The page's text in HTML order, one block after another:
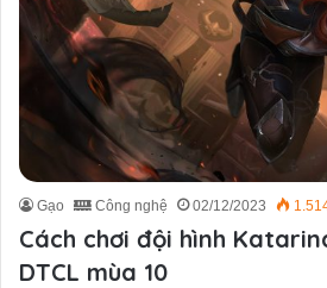
Gạo Công nghệ 02/12/2023
Cách chơi đội hình
DTCL mùa 10